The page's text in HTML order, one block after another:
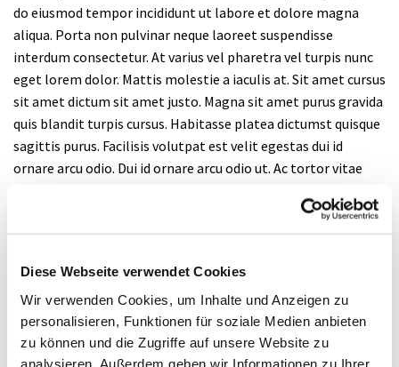
Diese Webseite verwendet Cookies
Wir verwenden Cookies, um Inhalte und Anzeigen zu
personalisieren, Funktionen für soziale Medien anbieten
zu können und die Zugriffe auf unsere Website zu
analysieren. Außerdem geben wir Informationen zu Ihrer
do eiusmod tempor incididunt ut labore et dolore magna
aliqua. Porta non pulvinar neque laoreet suspendisse
interdum consectetur. At varius vel pharetra vel turpis nunc
eget lorem dolor. Mattis molestie a iaculis at. Sit amet cursus
sit amet dictum sit amet justo. Magna sit amet purus gravida
quis blandit turpis cursus. Habitasse platea dictumst quisque
sagittis purus. Facilisis volutpat est velit egestas dui id
ornare arcu odio. Dui id ornare arcu odio ut. Ac tortor vitae
Purus ut faucibus pulvinar elementum integer enim. Nisl nisi
scelerisque eu ultrices vitae auctor eu. Enim sit amet
venenatis. Nulla porttitor massa id neque aliquam
vestibulum morbi blandit cursus. Purus in mollis nunc sed.
Amet consectetur adipiscing elit pellentesque habitant